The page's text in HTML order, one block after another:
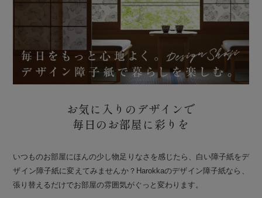
お気に入りのデザインで
毎日のお部屋に彩りを
いつものお部屋にほんの少し物足りなさを感じたら、白い障子紙をデ
ザイン障子紙に変えてみませんか？Harokkaのデザイン障子紙なら、
張り替えるだけでお部屋の雰囲気がぐっと変わります。